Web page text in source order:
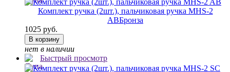
Комплект ручка (2шт.), пальчиковая ручка MHS-2
ABБронза
1025 руб.
В корзину
нет в наличии
Быстрый просмотр